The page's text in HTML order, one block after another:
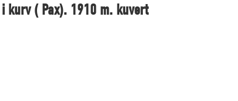
i kurv ( Pax). 1910 m. kuvert